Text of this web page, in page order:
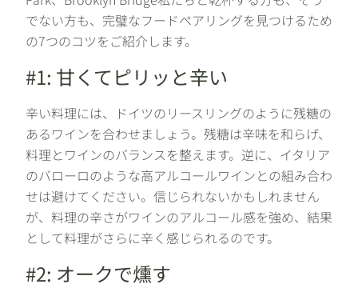
でない方も、完璧なフードペアリングを見つけるため
の7つのコツをご紹介します。
#1: 甘くてピリッと辛い
辛い料理には、ドイツのリースリングのように残糖の
あるワインを合わせましょう。残糖は辛味を和らげ、
料理とワインのバランスを整えます。逆に、イタリア
のバローロのような高アルコールワインとの組み合わ
せは避けてください。信じられないかもしれません
が、料理の辛さがワインのアルコール感を強め、結果
として料理がさらに辛く感じられるのです。
#2: オークで燻す